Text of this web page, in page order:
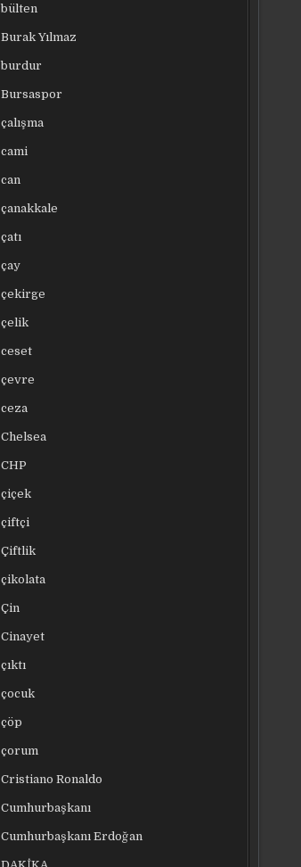
bülten
Burak Yılmaz
burdur
Bursaspor
çalışma
cami
can
çanakkale
çatı
çay
çekirge
çelik
ceset
çevre
ceza
Chelsea
CHP
çiçek
çiftçi
Çiftlik
çikolata
Çin
Cinayet
çıktı
çocuk
çöp
çorum
Cristiano Ronaldo
Cumhurbaşkanı
Cumhurbaşkanı Erdoğan